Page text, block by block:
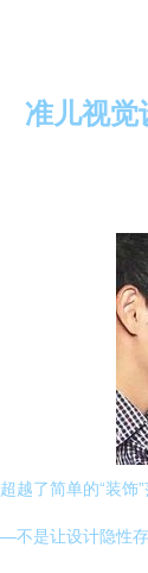
准儿视觉
越了简单的“装
是让设计隐性